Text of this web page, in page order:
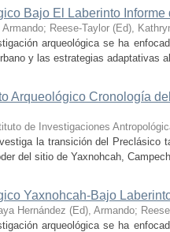
Bajo El Laberinto
; Reese-Taylor (Ed),
arqueológica se ha
y las estrategias adaptativas
Arqueológico Cronología
de Investigaciones
la transición del Preclásico
del sitio de Yaxnohcah,
Yaxnohcah-Bajo
Hernández (Ed), Armando;
arqueológica se ha